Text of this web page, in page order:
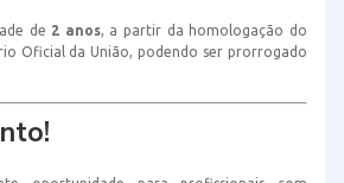
de 2 anos, a partir da homologação do
Oficial da União, podendo ser prorrogado